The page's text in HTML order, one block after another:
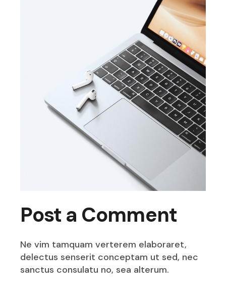
Post a Comment
Ne vim tamquam verterem elaboraret,
delectus senserit conceptam ut sed, nec
sanctus consulatu no, sea alterum.